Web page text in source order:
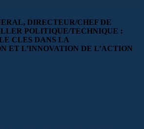
DIRECTEUR/CHEF DE
POLITIQUE/TECHNIQUE :
CLES DANS LA
ET L’INNOVATION DE L’ACTION